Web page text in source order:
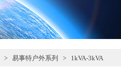
> 易事特户外系列 > 1kVA-3kVA